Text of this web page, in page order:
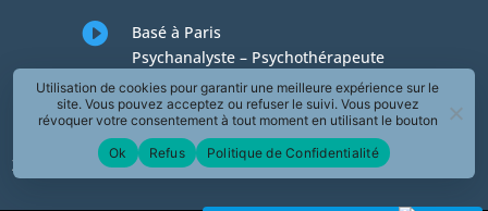

Basé à Paris
Psychanalyste – Psychothérapeute
Consultations en téléconsultation de
psychologie
Zones desservies en téléconsultation de psychologie
Utilisation de cookies pour garantir une meilleure expérience sur le
site. Vous pouvez acceptez ou refuser le suivi. Vous pouvez
révoquer votre consentement à tout moment en utilisant le bouton
« Révoquer le consentement » présent dans la page de Politique de
Confidentialité.
Ok Refus Politique de Confidentialité